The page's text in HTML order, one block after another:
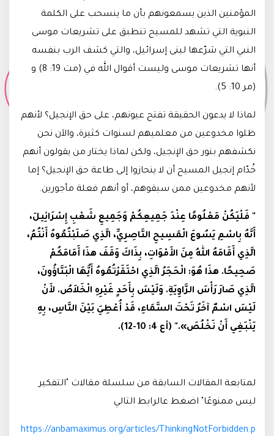
المؤمنين الذين يسمعونهم بأن ما ينسحب على الكلمة
النبوية التي تشهد للمسيح تنطبق على تشريعات موسى
النبي التي شرّعها لبنى إسرائيل، والتي كشف الرب بنفسه
أنها تشريعات موسى وليست أقوال الله في (مت 19: 8) و
(مر 10: 5).
لماذا لا يدعون الحقيقة تفتح عيونهم، على حق الإنجيل؟ لأنهم
ظلوا مخدوعين من معلميهم لسنوات كثيرة، والآن نحن
نكشفهم بنور حق الإنجيل، ولكن لماذا يختار من يقولون أنهم
خُدّام إنجيل المسيح أن لا ينحازوا إلى طاعة حق الإنجيل؟ إما
لأنهم مخدوعين ممن سبقوهم، أو أنهم فعلة مأجورين.
" فَلْيَكُنْ مَعْلُومًا عِنْدَ جَمِيعِكُمْ وَجَمِيعِ شَعْبِ إِسْرَائِيلَ،
أَنَّهُ بِاسْمِ يَسُوعَ الْمَسِيحِ النَّاصِرِيِّ، الَّذِي صَلَبْتُمُوهُ أَنْتُمُ،
الَّذِي أَقَامَهُ اللهُ مِنَ الأَمْوَاتِ، بِذَاكَ وَقَفَ هذَا أَمَامَكُمْ
صَحِيحًا. هذَا هُوَ: الْحَجَرُ الَّذِي احْتَقَرْتُمُوهُ أَيُّهَا الْبَنَّاؤُونَ،
الَّذِي صَارَ رَأْسَ الزَّاوِيَةِ. وَلَيْسَ بِأَحَدٍ غَيْرِهِ الْخَلاَصُ. لأَنْ
لَيْسَ اسْمٌ آخَرُ تَحْتَ السَّمَاءِ، قَدْ أُعْطِيَ بَيْنَ النَّاسِ، بِهِ
يَنْبَغِي أَنْ نَخْلُصَ»." (أع 4: 10-12)
.
لمتابعة المقالات السابقة من سلسلة مقالات "التفكير
ليس ممنوعًا" اضغط عالرابط التالي
https://anbamaximus.org/articles/ThinkingNotForbidden.p